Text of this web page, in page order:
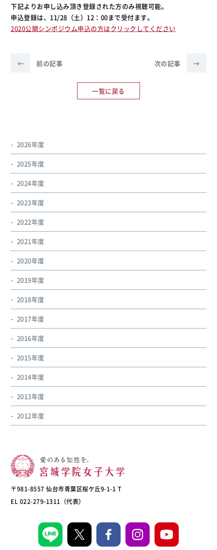
下記よりお申し込み頂き登録された方のみ視聴可能。
申込登録は、11/28（土）12：00まで受付ます。
2020公開シンポジウム申込の方はクリックしてください
← 前の記事
一覧に戻る
次の記事 →
2026年度
2025年度
2024年度
2023年度
2022年度
2021年度
2020年度
2019年度
2018年度
2017年度
2016年度
2015年度
2014年度
2013年度
2012年度
〒981-8557 仙台市青葉区桜ケ丘9-1-1 T
EL 022-279-1311（代表）